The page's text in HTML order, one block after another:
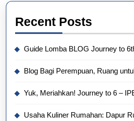
Recent Posts
Guide Lomba BLOG Journey to
Blog Bagi Perempuan, Ruang
Yuk, Meriahkan! Journey to 6 –
Usaha Kuliner Rumahan: Dapur